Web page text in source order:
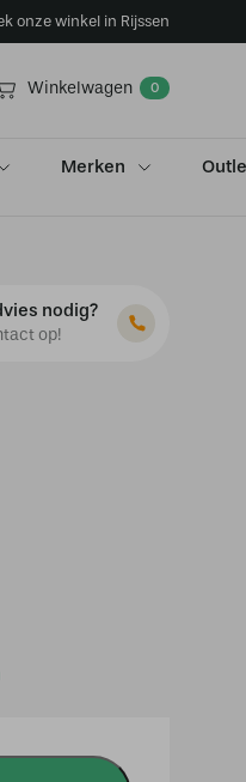
onze winkel in Rijssen
Winkelwagen 0
Merken
nodig?
op!